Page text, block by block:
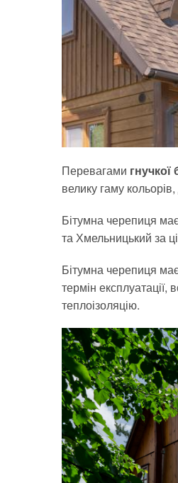
Перевагами гнучкої
велику гаму
Бітумна черепиця
та Хмельницький за
Бітумна черепиця
термін
теплоізоляцію.